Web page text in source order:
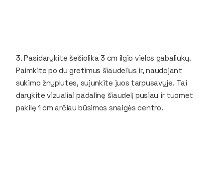
3. Pasidarykite šešiolika 3 cm ilgio vielos gabaliukų.
Paimkite po du gretimus šiaudelius ir, naudojant
sukimo žnyplutes, sujunkite juos tarpusavyje. Tai
darykite vizualiai padalinę šiaudelį pusiau ir tuomet
pakilę 1 cm arčiau būsimos snaigės centro.